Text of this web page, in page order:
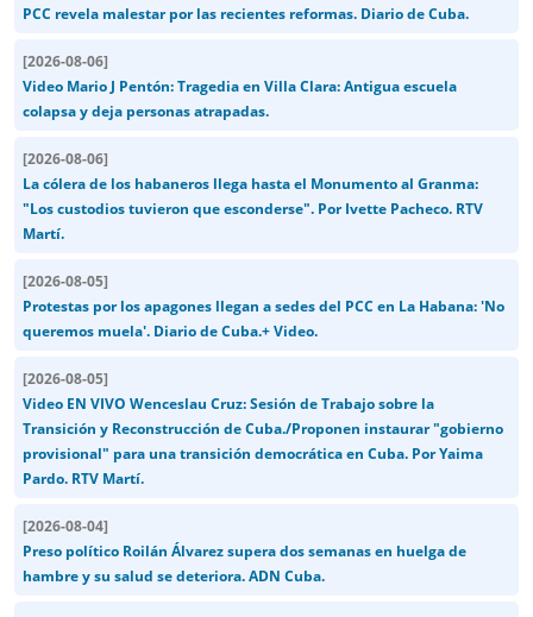
PCC revela malestar por las recientes reformas. Diario de Cuba.
[2026-08-06]
Video Mario J Pentón: Tragedia en Villa Clara: Antigua escuela
colapsa y deja personas atrapadas.
[2026-08-06]
La cólera de los habaneros llega hasta el Monumento al Granma:
"Los custodios tuvieron que esconderse". Por Ivette Pacheco. RTV
Martí.
[2026-08-05]
Protestas por los apagones llegan a sedes del PCC en La Habana: 'No
queremos muela'. Diario de Cuba.+ Video.
[2026-08-05]
Video EN VIVO Wenceslau Cruz: Sesión de Trabajo sobre la
Transición y Reconstrucción de Cuba./Proponen instaurar "gobierno
provisional" para una transición democrática en Cuba. Por Yaima
Pardo. RTV Martí.
[2026-08-04]
Preso político Roilán Álvarez supera dos semanas en huelga de
hambre y su salud se deteriora. ADN Cuba.